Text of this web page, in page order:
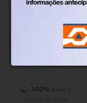
100% (5.1mm)
Chance de chuva